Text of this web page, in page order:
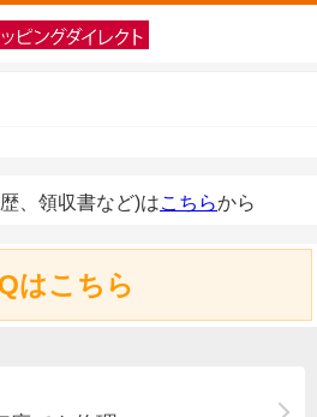
、領収書など)はこちらから
はこちら